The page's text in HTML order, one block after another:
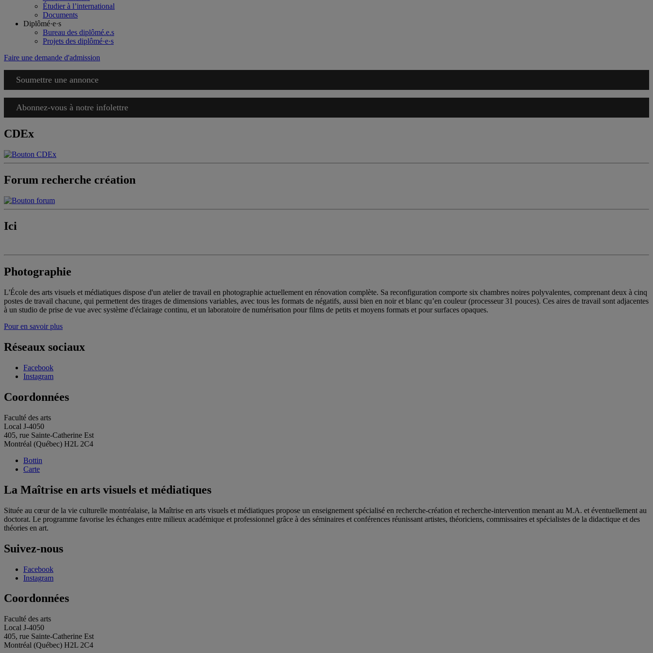
Étudier à l’international
Documents
Diplômé·e·s
Bureau des diplômé.e.s
Projets des diplômé·e·s
Faire une demande d'admission
Soumettre une annonce
Abonnez-vous à notre infolettre
CDEx
Forum recherche création
Ici
Photographie
L'École des arts visuels et médiatiques dispose d'un atelier de travail en photographie actuellement en rénovation complète. Sa reconfiguration comporte six chambres noires polyvalentes, comprenant deux à cinq
postes de travail chacune, qui permettent des tirages de dimensions variables, avec tous les formats de négatifs, aussi bien en noir et blanc qu’en couleur (processeur 31 pouces). Ces aires de travail sont adjacentes
à un studio de prise de vue avec système d'éclairage continu, et un laboratoire de numérisation pour films de petits et moyens formats et pour surfaces opaques.
Pour en savoir plus
Réseaux sociaux
Facebook
Instagram
Coordonnées
Faculté des arts
Local J-4050
405, rue Sainte-Catherine Est
Montréal (Québec) H2L 2C4
Bottin
Carte
La Maîtrise en arts visuels et médiatiques
Située au cœur de la vie culturelle montréalaise, la Maîtrise en arts visuels et médiatiques propose un enseignement spécialisé en recherche-création et recherche-intervention menant au M.A. et éventuellement au
doctorat. Le programme favorise les échanges entre milieux académique et professionnel grâce à des séminaires et conférences réunissant artistes, théoriciens, commissaires et spécialistes de la didactique et des
théories en art.
Suivez-nous
Facebook
Instagram
Coordonnées
Faculté des arts
Local J-4050
405, rue Sainte-Catherine Est
Montréal (Québec) H2L 2C4